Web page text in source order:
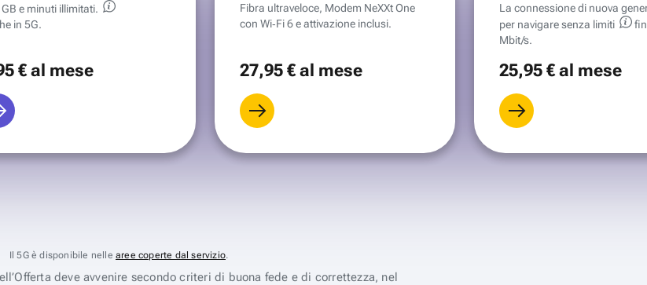
e minuti illimitati.
in 5G.
€al mese
Fibra ultraveloce, Modem NeXXt One
con Wi‑Fi 6 e attivazione inclusi.
27,95 €al mese
La connessione di nuova
per navigare senza limiti
Mbit/s.
25,95 €al mese
Il 5G è disponibile nelle aree coperte dal servizio.
deve avvenire secondo criteri di buona fede e di correttezza, nel